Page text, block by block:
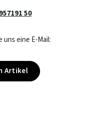
50
uns eine E-Mail:
Artikel